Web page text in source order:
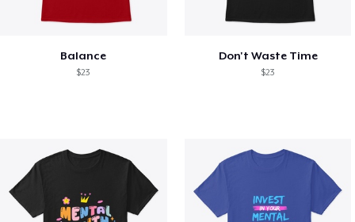
Balance
$23
Don't Waste Time
$23